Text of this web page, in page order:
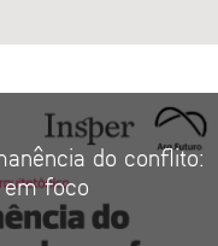
do conflito:
foco